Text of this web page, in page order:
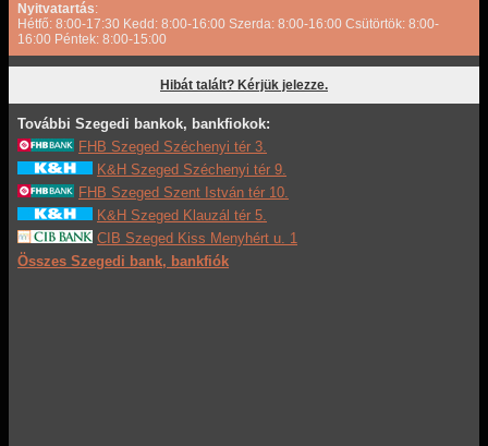
Nyitvatartás:
Hétfő: 8:00-17:30 Kedd: 8:00-16:00 Szerda: 8:00-16:00 Csütörtök: 8:00-
16:00 Péntek: 8:00-15:00
Hibát talált? Kérjük jelezze.
További Szegedi bankok, bankfiokok:
FHB Szeged Széchenyi tér 3.
K&H Szeged Széchenyi tér 9.
FHB Szeged Szent István tér 10.
K&H Szeged Klauzál tér 5.
CIB Szeged Kiss Menyhért u. 1
Összes Szegedi bank, bankfiók